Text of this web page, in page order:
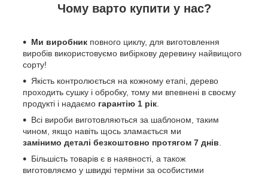
Чому варто купити у нас?
Ми виробник повного циклу, для виготовлення
виробів використовуємо вибіркову деревину найвищого
сорту!
Якість контролюється на кожному етапі, дерево
проходить сушку і обробку, тому ми впевнені в своєму
продукті і надаємо гарантію 1 рік.
Всі вироби виготовляються за шаблоном, таким
чином, якщо навіть щось зламається ми
замінимо деталі безкоштовно протягом 7 днів.
Більшість товарів є в наявності, а також
виготовляємо у швидкі терміни за особистими